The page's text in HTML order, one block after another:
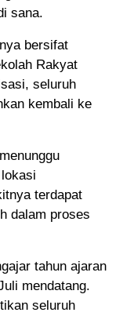
sana.
bersifat
Rakyat
seluruh
kembali ke
terdapat
dalam proses
tahun ajaran
mendatang.
seluruh